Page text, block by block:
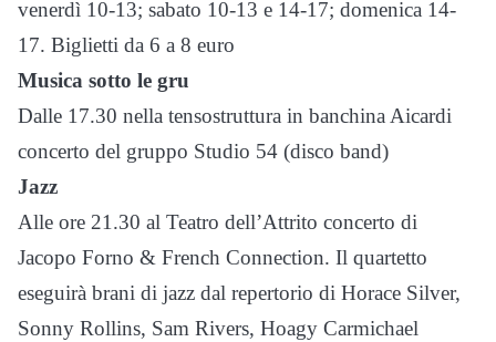
venerdì 10-13; sabato 10-13 e 14-17; domenica 14-
17. Biglietti da 6 a 8 euro
Musica sotto le gru
Dalle 17.30 nella tensostruttura in banchina Aicardi
concerto del gruppo Studio 54 (disco band)
Jazz
Alle ore 21.30 al Teatro dell’Attrito concerto di
Jacopo Forno & French Connection. Il quartetto
eseguirà brani di jazz dal repertorio di Horace Silver,
Sonny Rollins, Sam Rivers, Hoagy Carmichael